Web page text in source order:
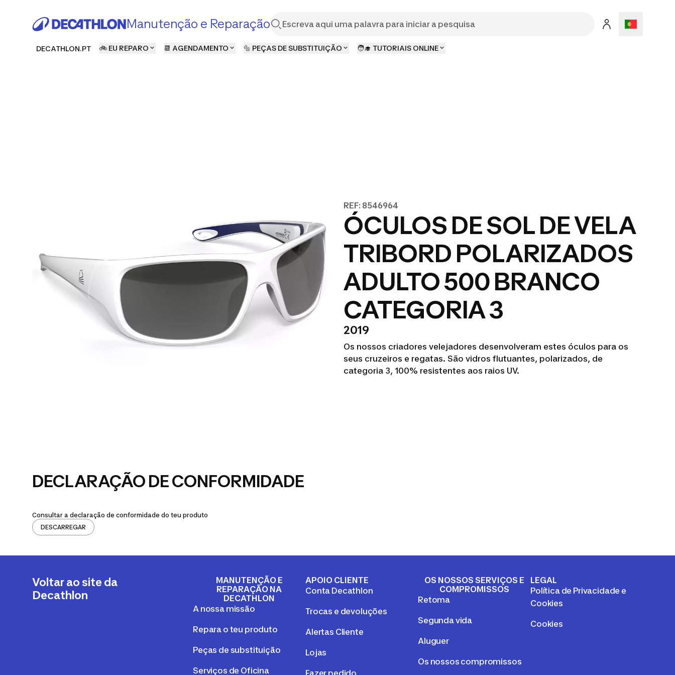
Manutenção e Reparação
DECATHLON.PT 🚲 EU REPARO 📆 AGENDAMENTO 🔩 PEÇAS DE SUBSTITUIÇÃO 🧑‍🎓 TUTORIAIS ONLINE
REF: 8546964
ÓCULOS DE SOL DE VELA
TRIBORD POLARIZADOS
ADULTO 500 BRANCO
CATEGORIA 3
2019
Os nossos criadores velejadores desenvolveram estes óculos para os
seus cruzeiros e regatas. São vidros flutuantes, polarizados, de
categoria 3, 100% resistentes aos raios UV.
DECLARAÇÃO DE CONFORMIDADE
Consultar a declaração de conformidade do teu produto
DESCARREGAR
Voltar ao site da
Decathlon
MANUTENÇÃO E
REPARAÇÃO NA
DECATHLON
A nossa missão
Repara o teu produto
Peças de substituição
Serviços de Oficina
APOIO CLIENTE
Conta Decathlon
Trocas e devoluções
Alertas Cliente
Lojas
Fazer pedido
OS NOSSOS SERVIÇOS E
COMPROMISSOS
Retoma
Segunda vida
Aluguer
Os nossos compromissos
LEGAL
Política de Privacidade e
Cookies
Cookies